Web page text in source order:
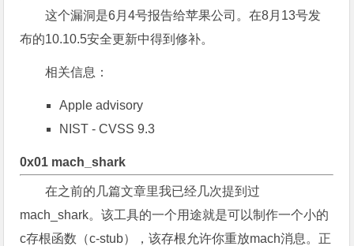
这个漏洞是6月4号报告给苹果公司。在8月13号发
布的10.10.5安全更新中得到修补。
相关信息：
Apple advisory
NIST - CVSS 9.3
0x01 mach_shark
在之前的几篇文章里我已经几次提到过
mach_shark。该工具的一个用途就是可以制作一个小的
c存根函数（c-stub），该存根允许你重放mach消息。正